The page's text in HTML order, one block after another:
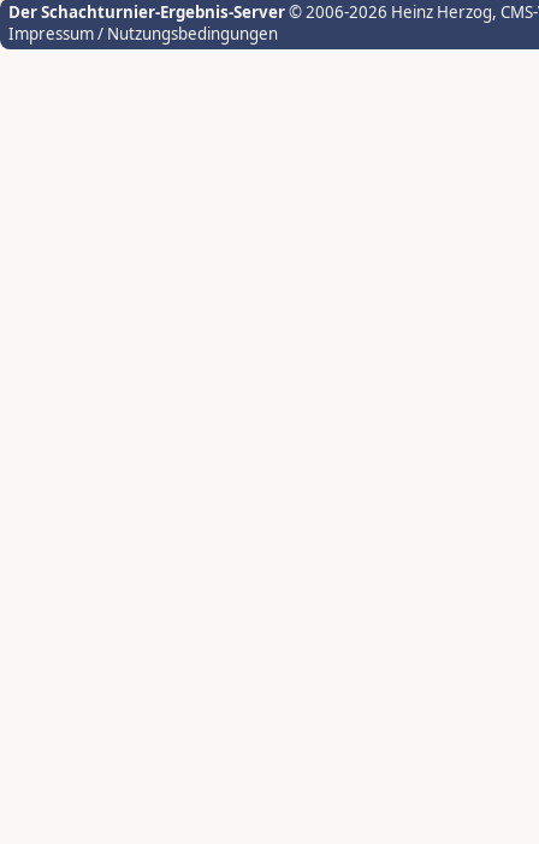
Der Schachturnier-Ergebnis-Server© 2006-2026 Heinz Herzog,
Impressum / Nutzungsbedingungen